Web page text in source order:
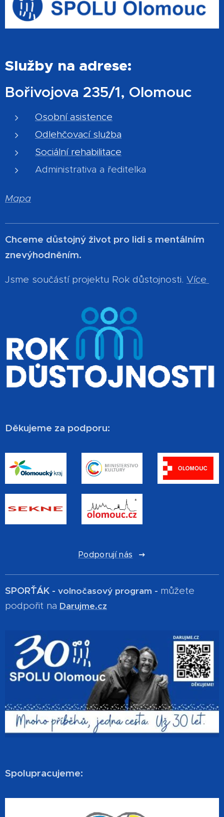
Služby na adrese:
Bořivojova 235/1, Olomouc
Osobní asistence
Odlehčovací služba
Sociální rehabilitace
Administrativa a ředitelka
Mapa
Chceme důstojný život pro lidi s mentálním
znevýhodněním.
Jsme součástí projektu Rok důstojnosti. Více
Děkujeme za podporu:
Podporují nás
SPOR´ŤÁK - volnočasový program - můžete
podpořit na Darujme.cz
Spolupracujeme: